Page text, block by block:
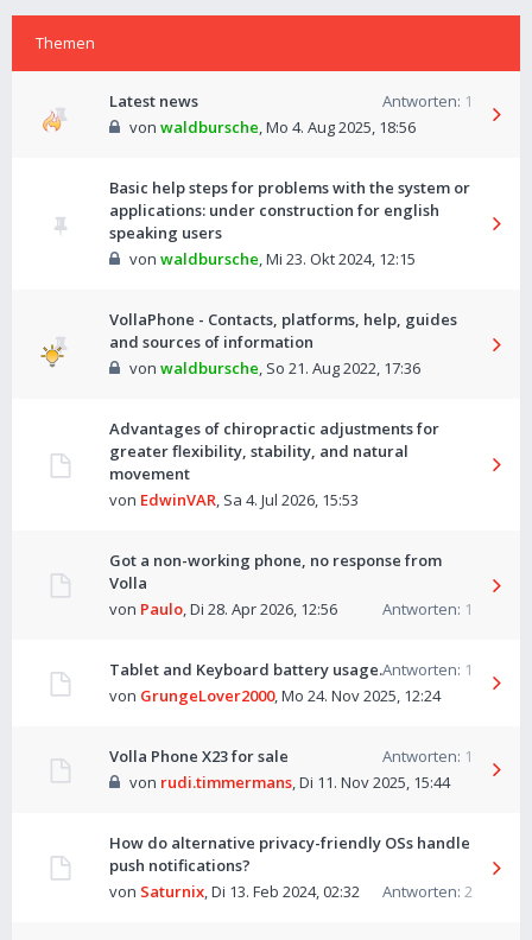
Themen
Latest news Antworten: 1
von waldbursche,Mo 4. Aug 2025, 18:56
Basic help steps for problems with the system or
applications: under construction for english
speaking users
von waldbursche,Mi 23. Okt 2024, 12:15
VollaPhone - Contacts, platforms, help, guides
and sources of information
von waldbursche, So 21. Aug 2022, 17:36
Advantages of chiropractic adjustments for
greater flexibility, stability, and natural
movement
von EdwinVAR, Sa 4. Jul 2026, 15:53
Got a non-working phone, no response from
Volla
Antworten: 1
von Paulo,Di 28. Apr 2026, 12:56
Tablet and Keyboard battery usage.Antworten: 1
von GrungeLover2000,Mo 24. Nov 2025, 12:24
Volla Phone X23 for sale Antworten: 1
von rudi.timmermans,Di 11. Nov 2025, 15:44
How do alternative privacy-friendly OSs handle
push notifications?
Antworten: 2
von Saturnix,Di 13. Feb 2024, 02:32